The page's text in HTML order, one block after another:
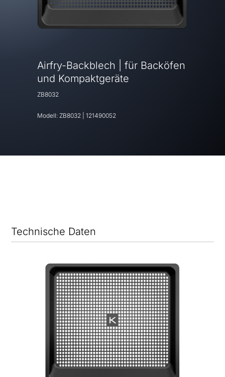
Airfry-Backblech | für Backöfen
und Kompaktgeräte
ZB8032
Modell: ZB8032 121490052
Technische Daten